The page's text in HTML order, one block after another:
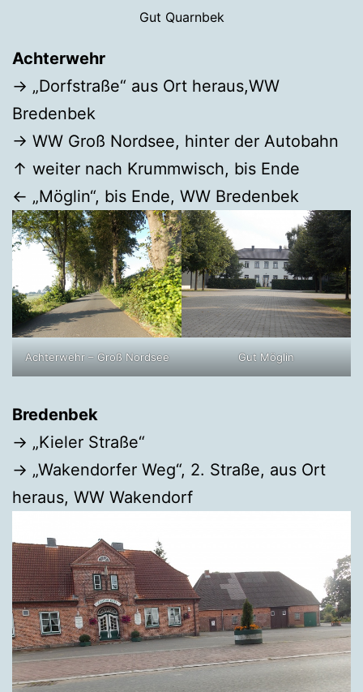
Gut Quarnbek
Achterwehr
→ „Dorfstraße“ aus Ort heraus,WW
Bredenbek
→ WW Groß Nordsee, hinter der Autobahn
↑ weiter nach Krummwisch, bis Ende
← „Möglin“, bis Ende, WW Bredenbek
Achterwehr – Groß Nordsee Gut Möglin
Bredenbek
→ „Kieler Straße“
→ „Wakendorfer Weg“, 2. Straße, aus Ort
heraus, WW Wakendorf